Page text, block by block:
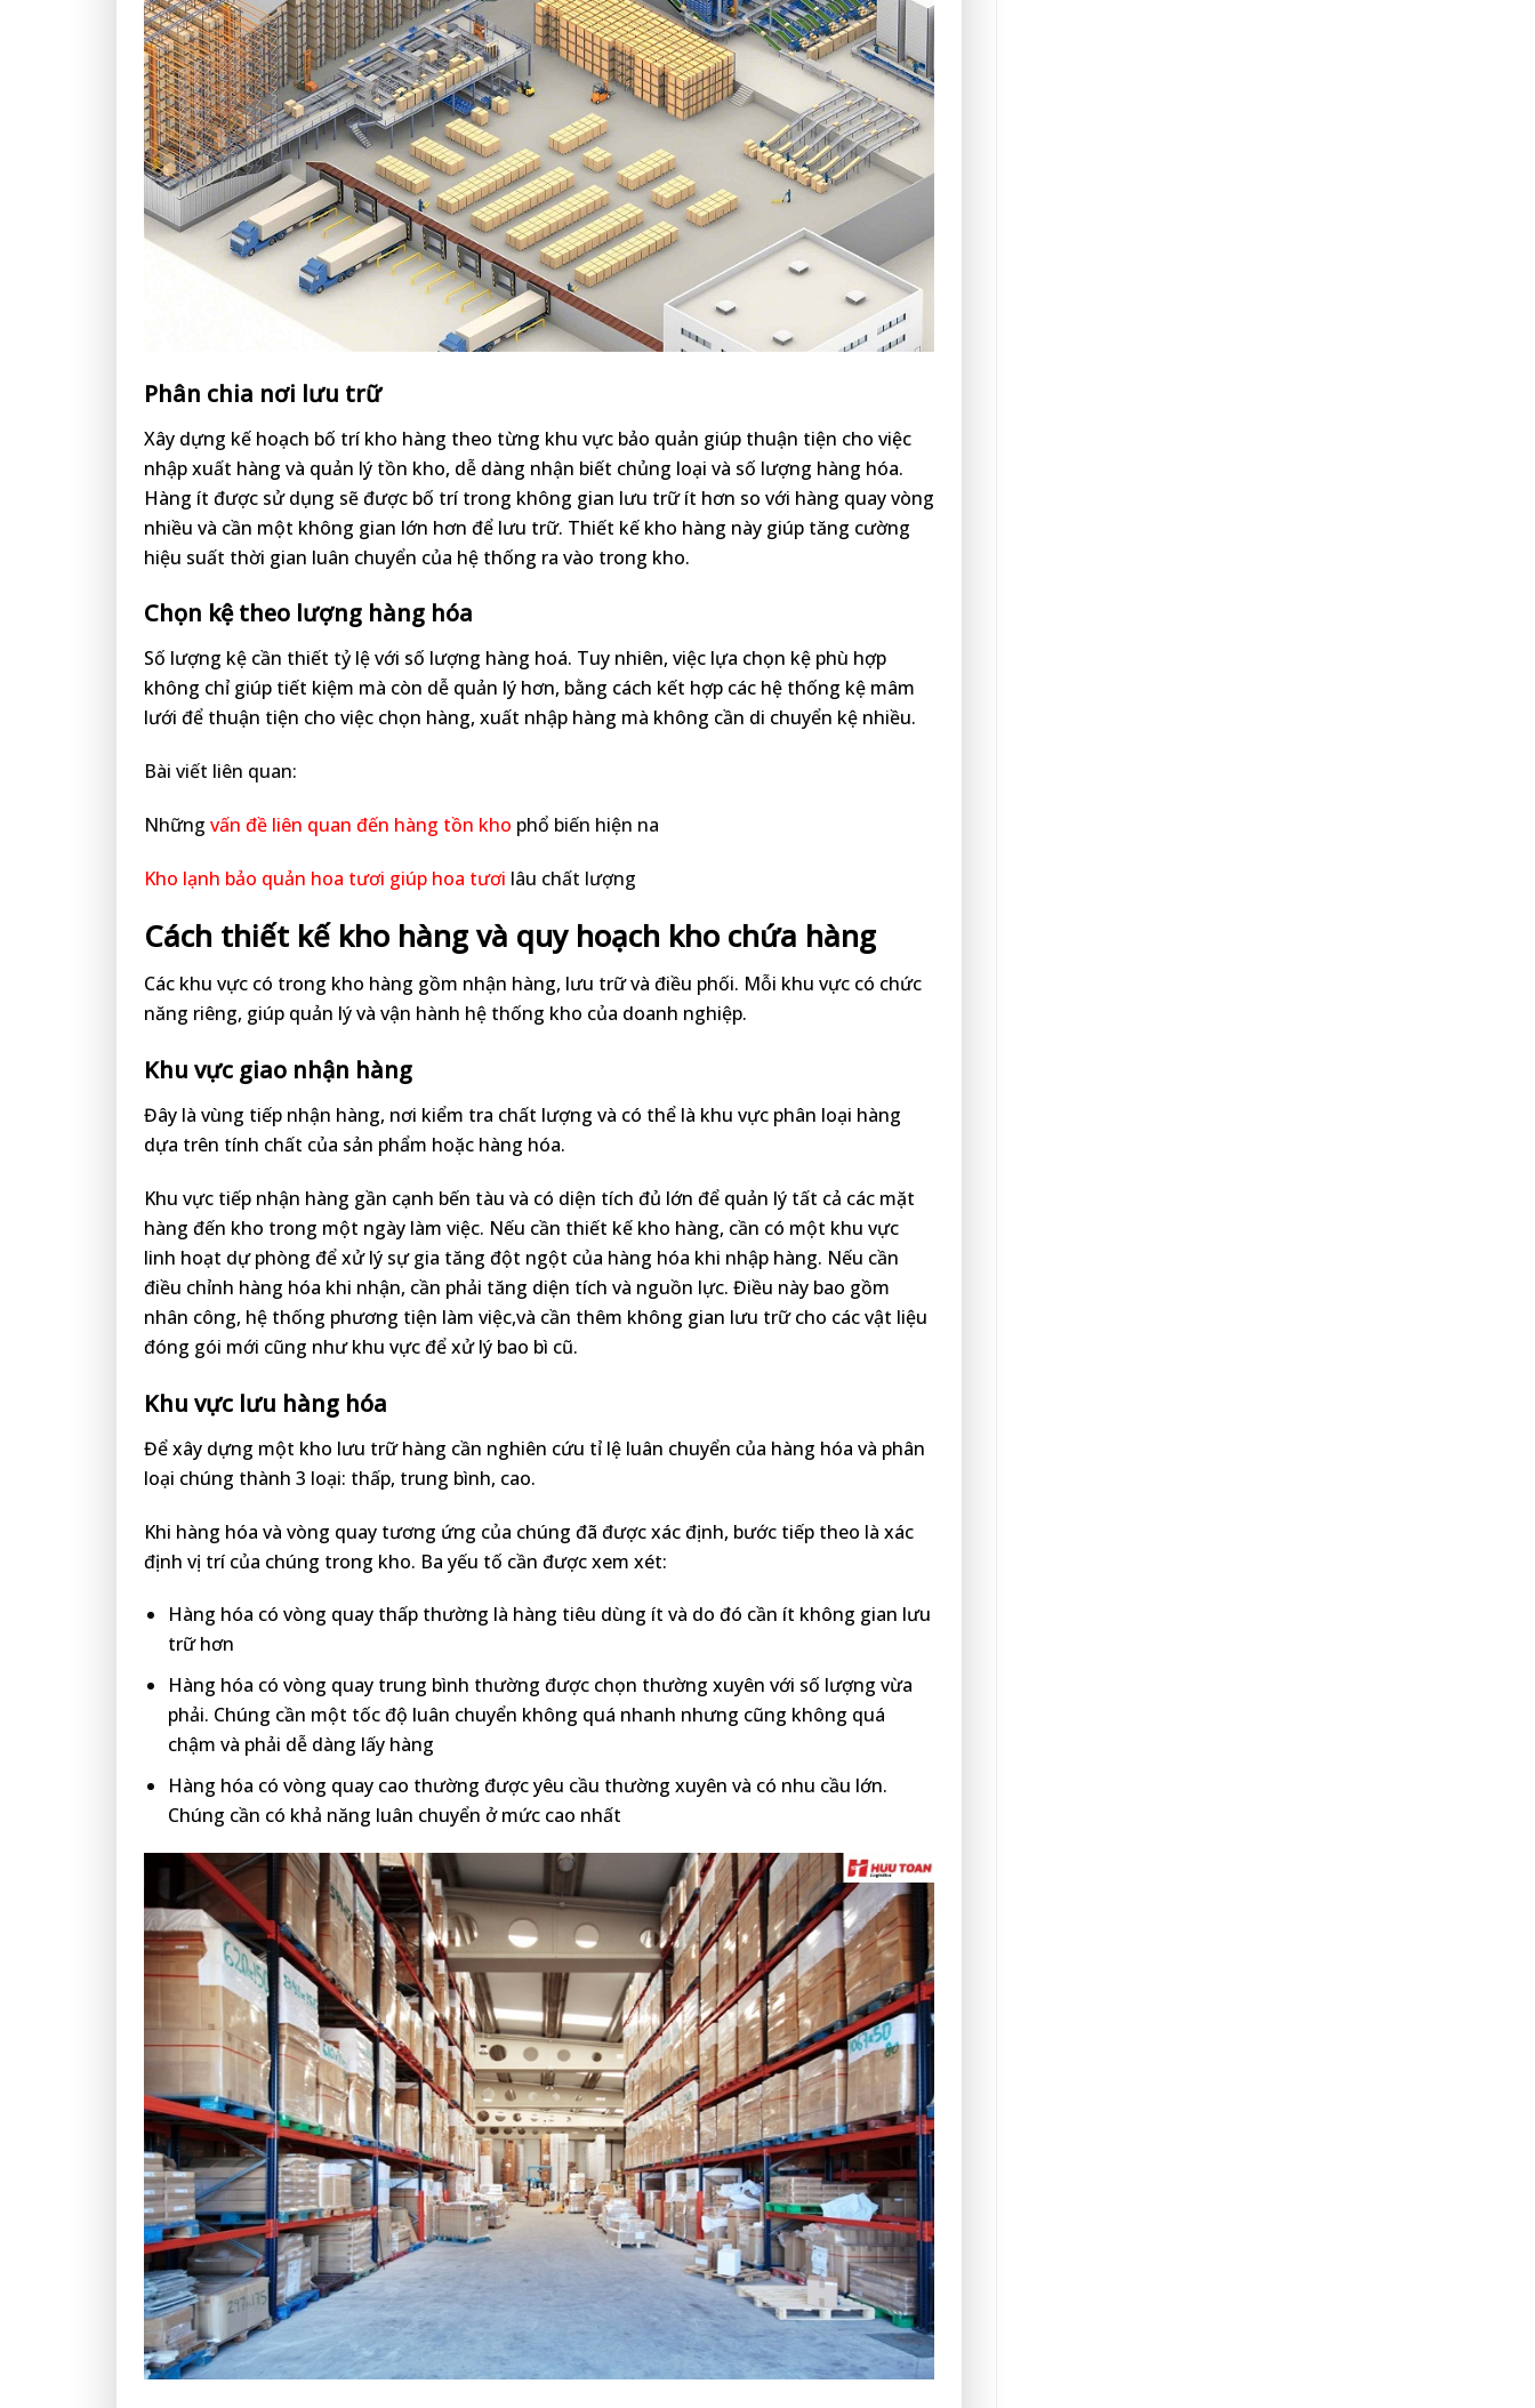
Phân chia nơi lưu trữ
Xây dựng kế hoạch bố trí kho hàng theo từng khu vực bảo quản giúp thuận tiện cho việc
nhập xuất hàng và quản lý tồn kho, dễ dàng nhận biết chủng loại và số lượng hàng hóa.
Hàng ít được sử dụng sẽ được bố trí trong không gian lưu trữ ít hơn so với hàng quay vòng
nhiều và cần một không gian lớn hơn để lưu trữ. Thiết kế kho hàng này giúp tăng cường
hiệu suất thời gian luân chuyển của hệ thống ra vào trong kho.
Chọn kệ theo lượng hàng hóa
Số lượng kệ cần thiết tỷ lệ với số lượng hàng hoá. Tuy nhiên, việc lựa chọn kệ phù hợp
không chỉ giúp tiết kiệm mà còn dễ quản lý hơn, bằng cách kết hợp các hệ thống kệ mâm
lưới để thuận tiện cho việc chọn hàng, xuất nhập hàng mà không cần di chuyển kệ nhiều.
Bài viết liên quan:
Những vấn đề liên quan đến hàng tồn kho phổ biến hiện na
Kho lạnh bảo quản hoa tươi giúp hoa tươi lâu chất lượng
Cách thiết kế kho hàng và quy hoạch kho chứa hàng
Các khu vực có trong kho hàng gồm nhận hàng, lưu trữ và điều phối. Mỗi khu vực có chức
năng riêng, giúp quản lý và vận hành hệ thống kho của doanh nghiệp.
Khu vực giao nhận hàng
Đây là vùng tiếp nhận hàng, nơi kiểm tra chất lượng và có thể là khu vực phân loại hàng
dựa trên tính chất của sản phẩm hoặc hàng hóa.
Khu vực tiếp nhận hàng gần cạnh bến tàu và có diện tích đủ lớn để quản lý tất cả các mặt
hàng đến kho trong một ngày làm việc. Nếu cần thiết kế kho hàng, cần có một khu vực
linh hoạt dự phòng để xử lý sự gia tăng đột ngột của hàng hóa khi nhập hàng. Nếu cần
điều chỉnh hàng hóa khi nhận, cần phải tăng diện tích và nguồn lực. Điều này bao gồm
nhân công, hệ thống phương tiện làm việc,và cần thêm không gian lưu trữ cho các vật liệu
đóng gói mới cũng như khu vực để xử lý bao bì cũ.
Khu vực lưu hàng hóa
Để xây dựng một kho lưu trữ hàng cần nghiên cứu tỉ lệ luân chuyển của hàng hóa và phân
loại chúng thành 3 loại: thấp, trung bình, cao.
Khi hàng hóa và vòng quay tương ứng của chúng đã được xác định, bước tiếp theo là xác
định vị trí của chúng trong kho. Ba yếu tố cần được xem xét:
Hàng hóa có vòng quay thấp thường là hàng tiêu dùng ít và do đó cần ít không gian lưu
trữ hơn
Hàng hóa có vòng quay trung bình thường được chọn thường xuyên với số lượng vừa
phải. Chúng cần một tốc độ luân chuyển không quá nhanh nhưng cũng không quá
chậm và phải dễ dàng lấy hàng
Hàng hóa có vòng quay cao thường được yêu cầu thường xuyên và có nhu cầu lớn.
Chúng cần có khả năng luân chuyển ở mức cao nhất